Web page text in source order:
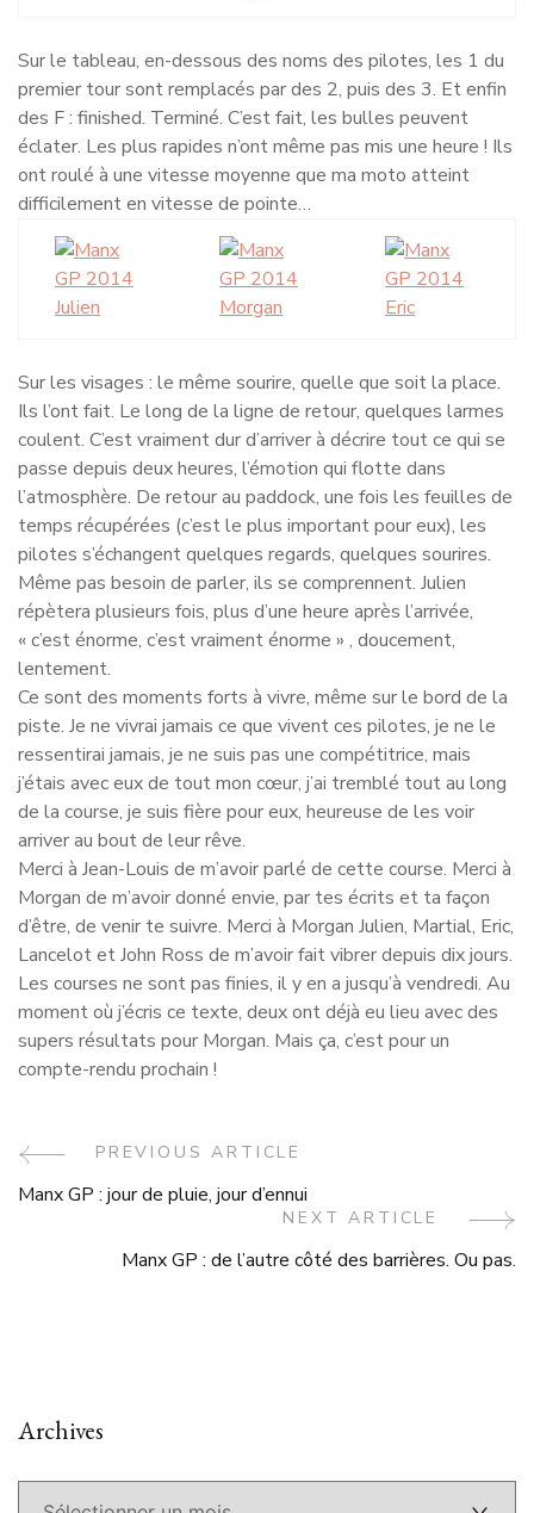
Sur le tableau, en-dessous des noms des pilotes, les 1 du
premier tour sont remplacés par des 2, puis des 3. Et enfin
des F : finished. Terminé. C’est fait, les bulles peuvent
éclater. Les plus rapides n’ont même pas mis une heure ! Ils
ont roulé à une vitesse moyenne que ma moto atteint
difficilement en vitesse de pointe…
Julien Morgan Eric
Sur les visages : le même sourire, quelle que soit la place.
Ils l’ont fait. Le long de la ligne de retour, quelques larmes
coulent. C’est vraiment dur d’arriver à décrire tout ce qui se
passe depuis deux heures, l’émotion qui flotte dans
l’atmosphère. De retour au paddock, une fois les feuilles de
temps récupérées (c’est le plus important pour eux), les
pilotes s’échangent quelques regards, quelques sourires.
Même pas besoin de parler, ils se comprennent. Julien
répètera plusieurs fois, plus d’une heure après l’arrivée,
« c’est énorme, c’est vraiment énorme » , doucement,
lentement.
Ce sont des moments forts à vivre, même sur le bord de la
piste. Je ne vivrai jamais ce que vivent ces pilotes, je ne le
ressentirai jamais, je ne suis pas une compétitrice, mais
j’étais avec eux de tout mon cœur, j’ai tremblé tout au long
de la course, je suis fière pour eux, heureuse de les voir
arriver au bout de leur rêve.
Merci à Jean-Louis de m’avoir parlé de cette course. Merci à
Morgan de m’avoir donné envie, par tes écrits et ta façon
d’être, de venir te suivre. Merci à Morgan Julien, Martial, Eric,
Lancelot et John Ross de m’avoir fait vibrer depuis dix jours.
Les courses ne sont pas finies, il y en a jusqu’à vendredi. Au
moment où j’écris ce texte, deux ont déjà eu lieu avec des
supers résultats pour Morgan. Mais ça, c’est pour un
compte-rendu prochain !
Post
Navigation
PREVIOUS ARTICLE
Manx GP : jour de pluie, jour d’ennui
NEXT ARTICLE
Manx GP : de l’autre côté des barrières. Ou pas.
Archives